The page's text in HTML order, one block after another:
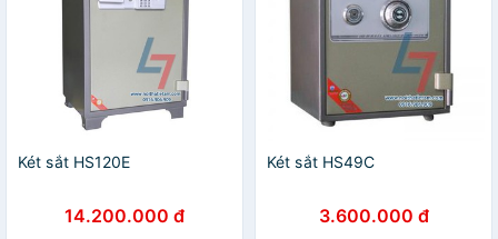
Két sắt HS120E
14.200.000 đ
Két sắt HS49C
3.600.000 đ